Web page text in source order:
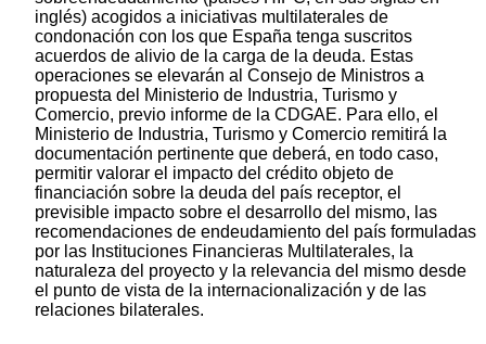
inglés) acogidos a iniciativas multilaterales de
condonación con los que España tenga suscritos
acuerdos de alivio de la carga de la deuda. Estas
operaciones se elevarán al Consejo de Ministros a
propuesta del Ministerio de Industria, Turismo y
Comercio, previo informe de la CDGAE. Para ello, el
Ministerio de Industria, Turismo y Comercio remitirá la
documentación pertinente que deberá, en todo caso,
permitir valorar el impacto del crédito objeto de
financiación sobre la deuda del país receptor, el
previsible impacto sobre el desarrollo del mismo, las
recomendaciones de endeudamiento del país formuladas
por las Instituciones Financieras Multilaterales, la
naturaleza del proyecto y la relevancia del mismo desde
el punto de vista de la internacionalización y de las
relaciones bilaterales.